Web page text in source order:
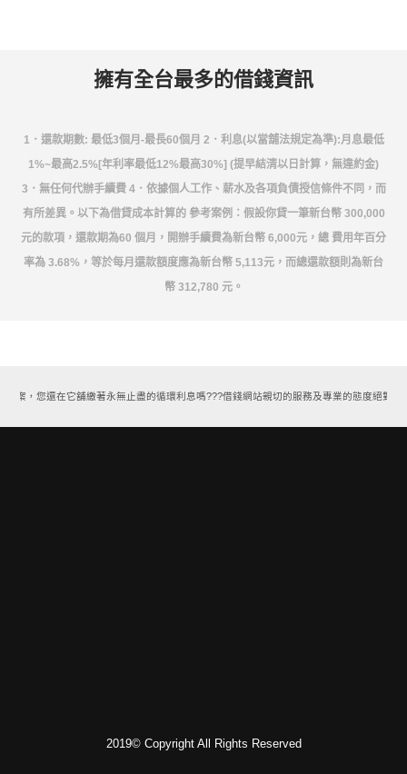
擁有全台最多的借錢資訊
1．還款期數: 最低3個月-最長60個月 2．利息(以當舖法規定為準):月息最低
1%~最高2.5%[年利率最低12%最高30%] (提早結清以日計算，無違約金)
3．無任何代辦手續費 4．依據個人工作、薪水及各項負債授信條件不同，而
有所差異。以下為借貸成本計算的 參考案例：假設你貸一筆新台幣 300,000
元的款項，還款期為60 個月，開辦手續費為新台幣 6,000元，總 費用年百分
率為 3.68%，等於每月還款額度應為新台幣 5,113元，而總還款額則為新台
幣 312,780 元。
方案，您還在它舖繳著永無止盡的循環利息嗎???借錢網站親切的服務及專業的態度絕對
2019© Copyright All Rights Reserved